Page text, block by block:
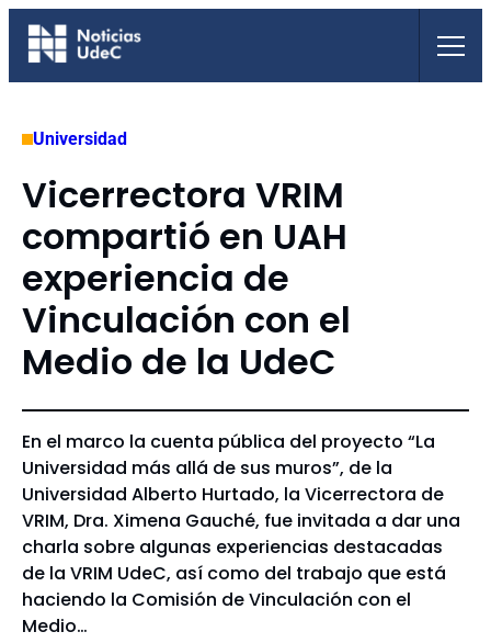
Saltar
Universidad
Vicerrectora VRIM
compartió en UAH
experiencia de
Vinculación con el
Medio de la UdeC
En el marco la cuenta pública del proyecto “La
Universidad más allá de sus muros”, de la
Universidad Alberto Hurtado, la Vicerrectora de
VRIM, Dra. Ximena Gauché, fue invitada a dar una
charla sobre algunas experiencias destacadas
de la VRIM UdeC, así como del trabajo que está
haciendo la Comisión de Vinculación con el
Medio…